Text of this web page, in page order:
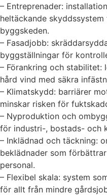
– Entreprenader:
heltäckande
byggskeden.
– Fasadjobb:
byggställningar för
– Förankring och stabilitet:
hård vind med säkra
– Klimatskydd: barriärer
minskar risken för
– Nyproduktion och
för industri-, bostads- och
– Inklädnad och täckning:
beklädnader som
personal.
– Flexibel skala: system
för allt från mindre